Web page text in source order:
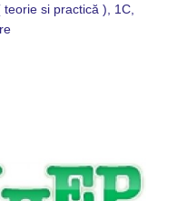
si practică ), 1C,